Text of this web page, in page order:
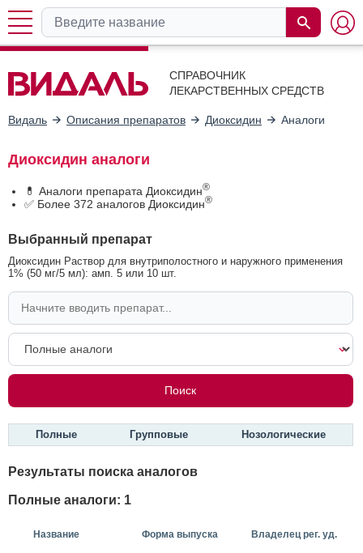
СПРАВОЧНИК
ЛЕКАРСТВЕННЫХ СРЕДСТВ
Видаль Описания препаратов Диоксидин Аналоги
Диоксидин аналоги
💊 Аналоги препарата Диоксидин®
✅ Более 372 аналогов Диоксидин®
Выбранный препарат
Диоксидин Раствор для внутриполостного и наружного применения
1% (50 мг/5 мл): амп. 5 или 10 шт.
Полные Групповые Нозологические
Результаты поиска аналогов
Полные аналоги: 1
Название Форма выпуска Владелец рег. уд.